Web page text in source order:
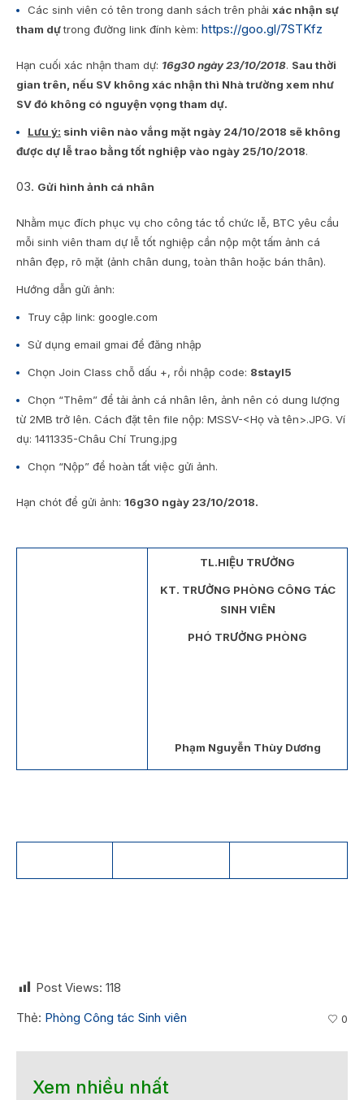
Các sinh viên có tên trong danh sách trên phải xác nhận sự
tham dựtrong đường link đính kèm: https://goo.gl/7STKfz
Hạn cuối xác nhận tham dự: 16g30 ngày 23/10/2018. Sau thời
gian trên, nếu SV không xác nhận thì Nhà trường xem như
SV đó không có nguyện vọng tham dự.
Lưu ý: sinh viên nào vắng mặt ngày 24/10/2018 sẽ không
được dự lễ trao bằng tốt nghiệp vào ngày 25/10/2018.
Gửi hình ảnh cá nhân
Nhằm mục đích phục vụ cho công tác tổ chức lễ, BTC yêu cầu
mỗi sinh viên tham dự lễ tốt nghiệp cần nộp một tấm ảnh cá
nhân đẹp, rõ mặt (ảnh chân dung, toàn thân hoặc bán thân).
Hướng dẫn gửi ảnh:
Truy cập link: google.com
Sử dụng email gmai để đăng nhập
Chọn Join Class chỗ dấu +, rồi nhập code: 8stayl5
Chọn “Thêm” để tải ảnh cá nhân lên, ảnh nên có dung lượng
từ 2MB trở lên. Cách đặt tên file nộp: MSSV-<Họ và tên>.JPG. Ví
dụ: 1411335-Châu Chí Trung.jpg
Chọn “Nộp” để hoàn tất việc gửi ảnh.
Hạn chót để gửi ảnh: 16g30 ngày 23/10/2018.
TL.HIỆU TRƯỞNG
KT. TRƯỞNG PHÒNG CÔNG TÁC
SINH VIÊN
PHÓ TRƯỞNG PHÒNG
Phạm Nguyễn Thùy Dương
Post Views: 118
Thẻ: Phòng Công tác Sinh viên 0
Xem nhiều nhất